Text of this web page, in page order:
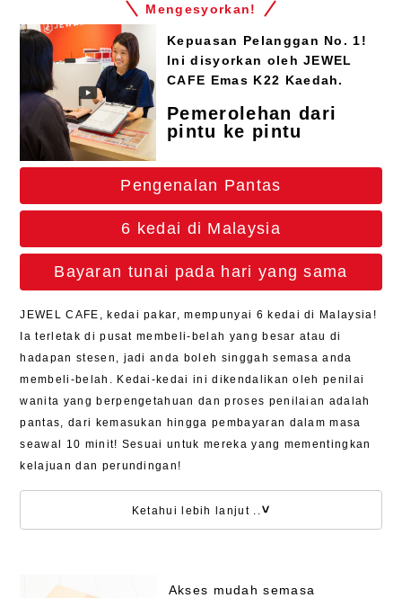
Mengesyorkan!
Kepuasan Pelanggan No. 1!
Ini disyorkan oleh JEWEL
CAFE Emas K22 Kaedah.
Pemerolehan dari
pintu ke pintu
Pengenalan Pantas
6 kedai di Malaysia
Bayaran tunai pada hari yang sama
JEWEL CAFE, kedai pakar, mempunyai 6 kedai di Malaysia!
Ia terletak di pusat membeli-belah yang besar atau di
hadapan stesen, jadi anda boleh singgah semasa anda
membeli-belah. Kedai-kedai ini dikendalikan oleh penilai
wanita yang berpengetahuan dan proses penilaian adalah
pantas, dari kemasukan hingga pembayaran dalam masa
seawal 10 minit! Sesuai untuk mereka yang mementingkan
kelajuan dan perundingan!
Ketahui lebih lanjut ..
Akses mudah semasa